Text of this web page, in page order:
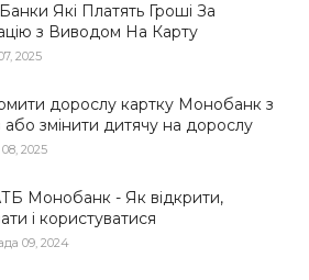
Які Платять Гроші За
з Виводом На Карту
2025
дорослу картку Монобанк з
або змінити дитячу на дорослу
2025
Монобанк - Як відкрити,
і користуватися
09, 2024